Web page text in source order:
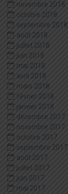
novembre 2018
octobre 2018
septembre 2018
août 2018
juillet 2018
juin 2018
mai 2018
avril 2018
mars 2018
février 2018
janvier 2018
décembre 2017
novembre 2017
octobre 2017
septembre 2017
août 2017
juillet 2017
juin 2017
mai 2017